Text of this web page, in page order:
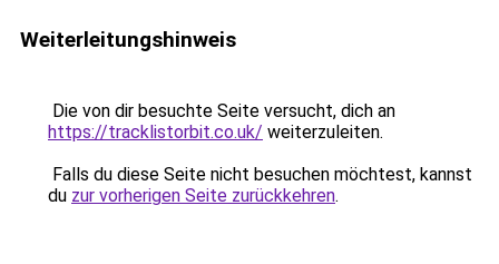
Weiterleitungshinweis
Die von dir besuchte Seite versucht, dich an
https://tracklistorbit.co.uk/ weiterzuleiten.
Falls du diese Seite nicht besuchen möchtest, kannst
du zur vorherigen Seite zurückkehren.